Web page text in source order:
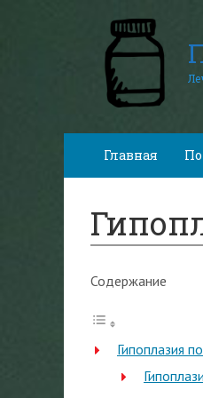
Главная
Содержание
Гипоплазия